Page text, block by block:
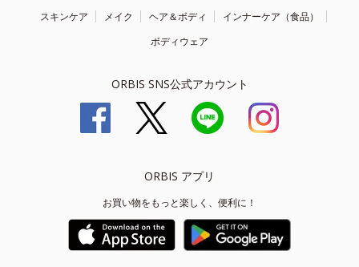
スキンケア メイク ヘア＆ボディ
インナーケア（食品）
ボディウェア
ORBIS SNS公式アカウント
ORBIS アプリ
お買い物をもっと楽しく、便利に！